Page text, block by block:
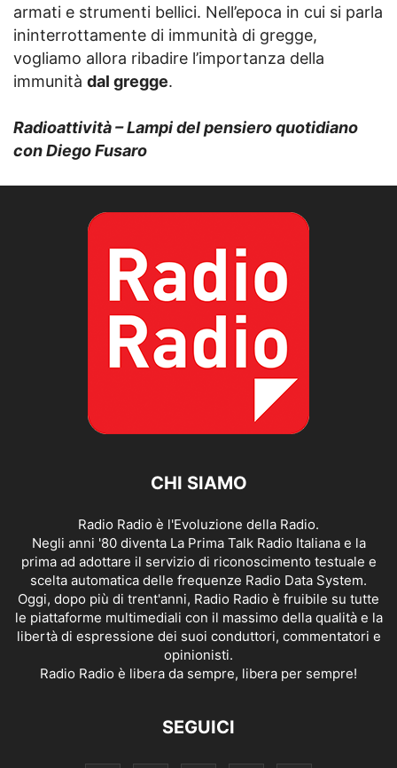
armati e strumenti bellici. Nell’epoca in cui si parla
ininterrottamente di immunità di gregge,
vogliamo allora ribadire l’importanza della
immunità dal gregge.
Radioattività – Lampi del pensiero quotidiano
con Diego Fusaro
CHI SIAMO
Radio Radio è l'Evoluzione della Radio.
Negli anni '80 diventa La Prima Talk Radio Italiana e la
prima ad adottare il servizio di riconoscimento testuale e
scelta automatica delle frequenze Radio Data System.
Oggi, dopo più di trent'anni, Radio Radio è fruibile su tutte
le piattaforme multimediali con il massimo della qualità e la
libertà di espressione dei suoi conduttori, commentatori e
opinionisti.
Radio Radio è libera da sempre, libera per sempre!
SEGUICI